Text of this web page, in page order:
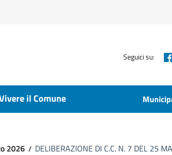
Seguici su:
il Comune
2026 DELIBERAZIONE DI C.C. N. 7 DEL 25